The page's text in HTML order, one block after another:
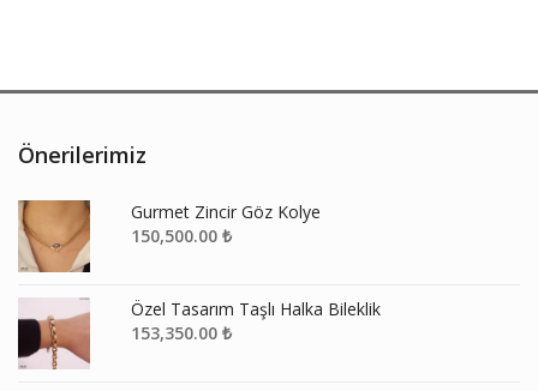
Önerilerimiz
Gurmet Zincir Göz Kolye
150,500.00 ₺
Özel Tasarım Taşlı Halka Bileklik
153,350.00 ₺